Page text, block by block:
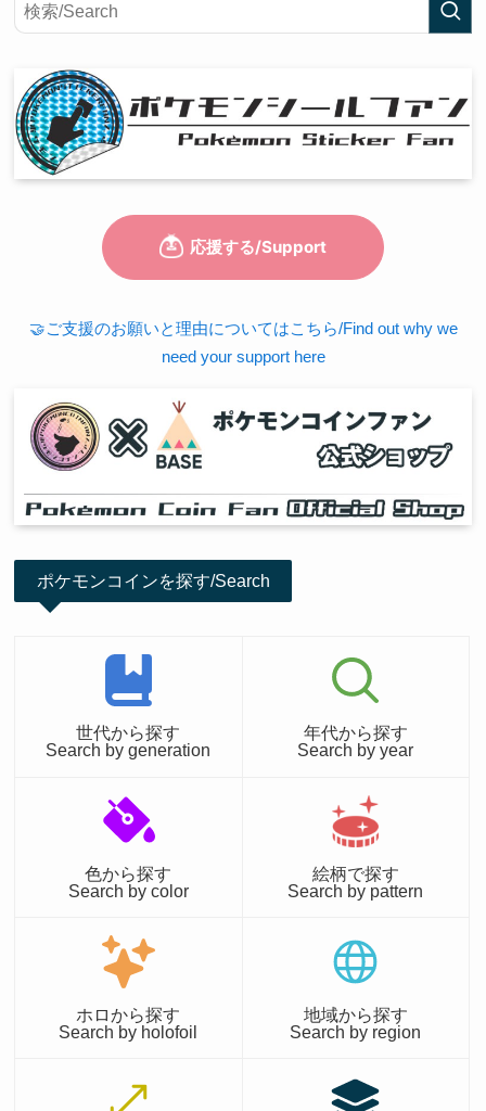
🤝ご支援のお願いと理由についてはこちら/Find out why we
need your support here
ポケモンコインを探す/Search
世代から探す
Search by generation
年代から探す
Search by year
色から探す
Search by color
絵柄で探す
Search by pattern
ホロから探す
Search by holofoil
地域から探す
Search by region